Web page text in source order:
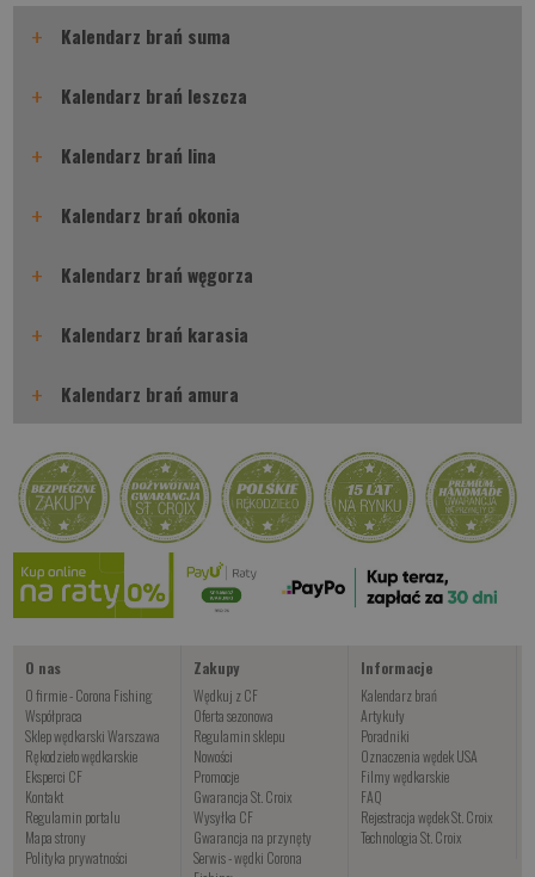
+ Kalendarz brań suma
+ Kalendarz brań leszcza
+ Kalendarz brań lina
+ Kalendarz brań okonia
+ Kalendarz brań węgorza
+ Kalendarz brań karasia
+ Kalendarz brań amura
O nas
O firmie - Corona Fishing
Współpraca
Sklep wędkarski Warszawa
Rękodzieło wędkarskie
Eksperci CF
Kontakt
Regulamin portalu
Mapa strony
Polityka prywatności
Zakupy
Wędkuj z CF
Oferta sezonowa
Regulamin sklepu
Nowości
Promocje
Gwarancja St. Croix
Wysyłka CF
Gwarancja na przynęty
Serwis - wędki Corona
Informacje
Kalendarz brań
Artykuły
Poradniki
Oznaczenia wędek USA
Filmy wędkarskie
FAQ
Rejestracja wędek St. Croix
Technologia St. Croix